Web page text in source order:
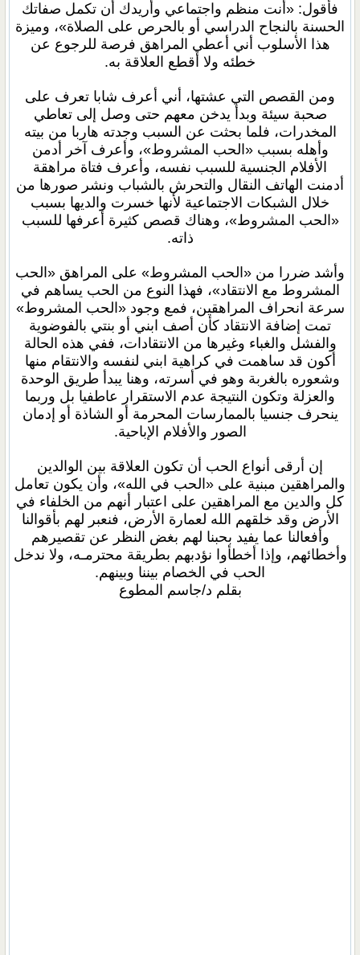
فأقول: «أنت منظم واجتماعي وأريدك أن تكمل صفاتك
الحسنة بالنجاح الدراسي أو بالحرص على الصلاة»، وميزة
هذا الأسلوب أني أعطي المراهق فرصة للرجوع عن
خطئه ولا أقطع العلاقة به.
ومن القصص التي عشتها، أني أعرف شابا تعرف على
صحبة سيئة وبدأ يدخن معهم حتى وصل إلى تعاطي
المخدرات، فلما بحثت عن السبب وجدته هاربا من بيته
وأهله بسبب «الحب المشروط»، وأعرف آخر أدمن
الأفلام الجنسية للسبب نفسه، وأعرف فتاة مراهقة
أدمنت الهاتف النقال والتحرش بالشباب ونشر صورها من
خلال الشبكات الاجتماعية لأنها خسرت والديها بسبب
«الحب المشروط»، وهناك قصص كثيرة أعرفها للسبب
ذاته.
وأشد ضررا من «الحب المشروط» على المراهق «الحب
المشروط مع الانتقاد»، فهذا النوع من الحب يساهم في
سرعة انحراف المراهقين، فمع وجود «الحب المشروط»
تمت إضافة الانتقاد كأن أصف ابني أو بنتي بالفوضوية
والفشل والغباء وغيرها من الانتقادات، ففي هذه الحالة
أكون قد ساهمت في كراهية ابني لنفسه والانتقام منها
وشعوره بالغربة وهو في أسرته، وهنا يبدأ طريق الوحدة
والعزلة وتكون النتيجة عدم الاستقرار عاطفيا بل وربما
ينحرف جنسيا بالممارسات المحرمة أو الشاذة أو إدمان
الصور والأفلام الإباحية.
إن أرقى أنواع الحب أن تكون العلاقة بين الوالدين
والمراهقين مبنية على «الحب في الله»، وأن يكون تعامل
كل والدين مع المراهقين على اعتبار أنهم من الخلفاء في
الأرض وقد خلقهم الله لعمارة الأرض، فنعبر لهم بأقوالنا
وأفعالنا عما يفيد بحبنا لهم بغض النظر عن تقصيرهم
وأخطائهم، وإذا أخطأوا نؤدبهم بطريقة محترمـه، ولا ندخل
الحب في الخصام بيننا وبينهم.
بقلم د/جاسم المطوع